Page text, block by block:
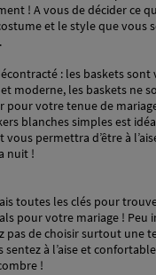
! A vous de décider ce
et le style que vous
: les baskets
moderne, les baskets ne
pour votre tenue de
blanches simples est
permettra d’être à
nuit !
toutes les clés pour
pour votre mariage !
pas de choisir surtout une
à l’aise et
!